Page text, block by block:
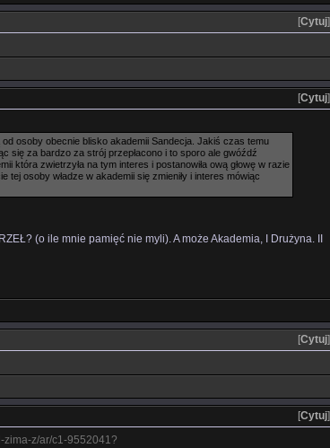
[Cytuj]
[Cytuj]
osoby obecnie blisko akademii Sandecja. Jakiś czas temu
się za bardzo za strój przepłacono i to sporo ale gwóźdź
która zwietrzyła na tym interes i postanowiła ową głowę w razie
osoby władze w akademii się zmieniły i interes mówiąc
(o ile mnie pamięć nie myli). A może Akademia, I Drużyna. II
[Cytuj]
[Cytuj]
z/ar/c1-9552041?